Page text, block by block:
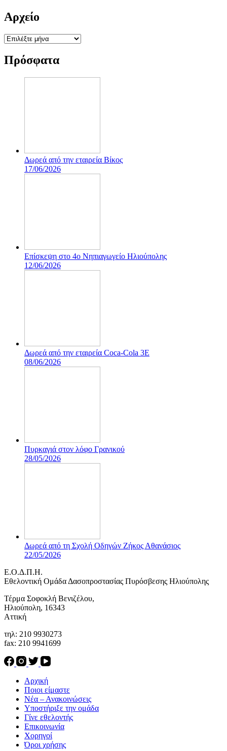
Αρχείο
Αρχείο
Πρόσφατα
Δωρεά από την εταιρεία Βίκος
17/06/2026
Επίσκεψη στο 4ο Νηπιαγωγείο Ηλιούπολης
12/06/2026
Δωρεά από την εταιρεία Coca-Cola 3E
08/06/2026
Πυρκαγιά στον λόφο Γρανικού
28/05/2026
Δωρεά από τη Σχολή Οδηγών Ζήκος Αθανάσιος
22/05/2026
Ε.Ο.Δ.Π.Η.
Eθελοντική Ομάδα Δασοπροστασίας Πυρόσβεσης Ηλιούπολης
Τέρμα Σοφοκλή Βενιζέλου,
Ηλιούπολη, 16343
Αττική
τηλ: 210 9930273
fax: 210 9941699
Αρχική
Ποιοι είμαστε
Νέα – Ανακοινώσεις
Υποστήριξε την ομάδα
Γίνε εθελοντής
Επικοινωνία
Χορηγοί
Όροι χρήσης